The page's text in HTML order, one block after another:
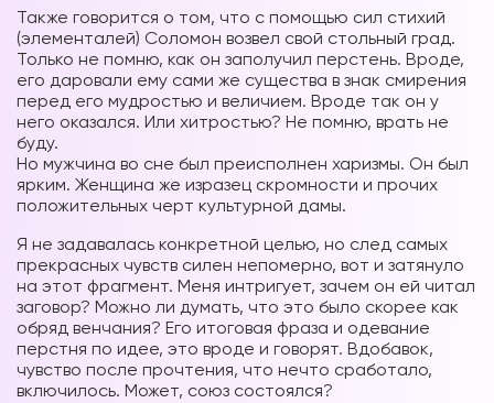
Также говорится о том, что с помощью сил стихий
(элементалей) Соломон возвел свой стольный град.
Только не помню, как он заполучил перстень. Вроде,
его даровали ему сами же существа в знак смирения
перед его мудростью и величием. Вроде так он у
него оказался. Или хитростью? Не помню, врать не
буду.
Но мужчина во сне был преисполнен харизмы. Он был
ярким. Женщина же изразец скромности и прочих
положительных черт культурной дамы.
Я не задавалась конкретной целью, но след самых
прекрасных чувств силен непомерно, вот и затянуло
на этот фрагмент. Меня интригует, зачем он ей читал
заговор? Можно ли думать, что это было скорее как
обряд венчания? Его итоговая фраза и одевание
перстня по идее, это вроде и говорят. Вдобавок,
чувство после прочтения, что нечто сработало,
включилось. Может, союз состоялся?